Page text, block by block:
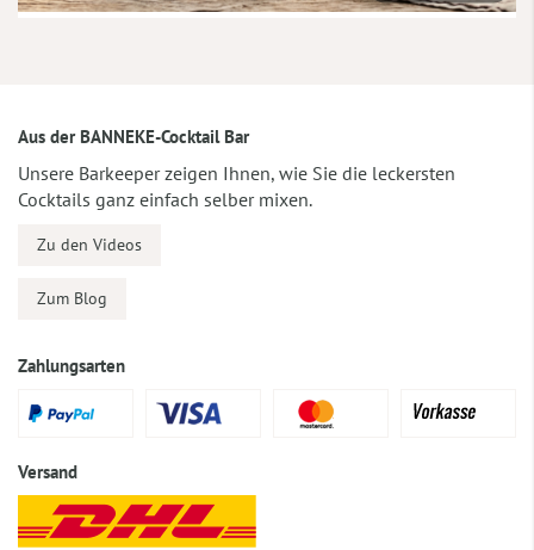
Aus der BANNEKE-Cocktail Bar
Unsere Barkeeper zeigen Ihnen, wie Sie die leckersten
Cocktails ganz einfach selber mixen.
Zu den Videos
Zum Blog
Zahlungsarten
Versand